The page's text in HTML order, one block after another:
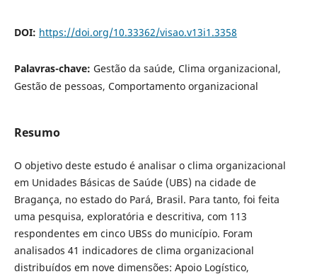
DOI: https://doi.org/10.33362/visao.v13i1.3358
Palavras-chave: Gestão da saúde, Clima organizacional,
Gestão de pessoas, Comportamento organizacional
Resumo
O objetivo deste estudo é analisar o clima organizacional
em Unidades Básicas de Saúde (UBS) na cidade de
Bragança, no estado do Pará, Brasil. Para tanto, foi feita
uma pesquisa, exploratória e descritiva, com 113
respondentes em cinco UBSs do município. Foram
analisados 41 indicadores de clima organizacional
distribuídos em nove dimensões: Apoio Logístico,